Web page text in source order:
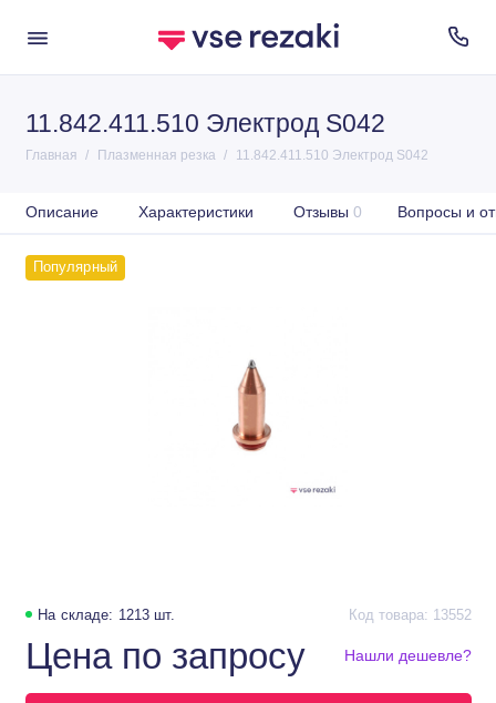
11.842.411.510 Электрод S042
Главная Плазменная резка 11.842.411.510 Электрод S042
Описание Характеристики Отзывы 0 Вопросы и
Популярный
На складе: 1213 шт. Код товара: 13552
Цена по запросу Нашли дешевле?